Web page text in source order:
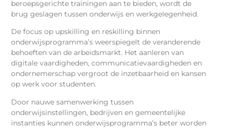
beroepsgerichte trainingen aan te bieden, wordt de
brug geslagen tussen onderwijs en werkgelegenheid.
De focus op upskilling en reskilling binnen
onderwijsprogramma’s weerspiegelt de veranderende
behoeften van de arbeidsmarkt. Het aanleren van
digitale vaardigheden, communicatievaardigheden en
ondernemerschap vergroot de inzetbaarheid en kansen
op werk voor studenten.
Door nauwe samenwerking tussen
onderwijsinstellingen, bedrijven en gemeentelijke
instanties kunnen onderwijsprogramma’s beter worden